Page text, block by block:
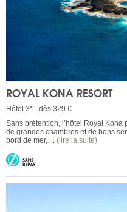
ROYAL KONA RESORT
Hôtel 3* - dès 329 €
Sans prétention, l’hôtel Royal
de grandes chambres et de bons
bord de mer, ... (lire la suite)